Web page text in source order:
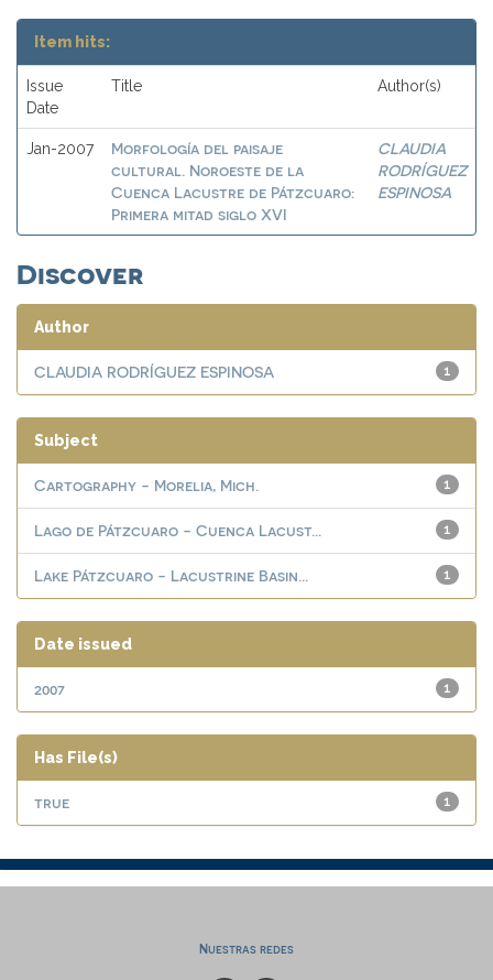
Item hits:
Issue
Date
Title Author(s)
Jan-2007
Morfología del paisaje
cultural. Noroeste de la
Cuenca Lacustre de Pátzcuaro:
Primera mitad siglo XVI
CLAUDIA
RODRÍGUEZ
ESPINOSA
Discover
Author
1
CLAUDIA RODRÍGUEZ ESPINOSA
Subject
1
Cartography - Morelia, Mich.
1
Lago de Pátzcuaro - Cuenca Lacust...
1
Lake Pátzcuaro - Lacustrine Basin...
Date issued
1
2007
Has File(s)
1
true
Nuestras redes